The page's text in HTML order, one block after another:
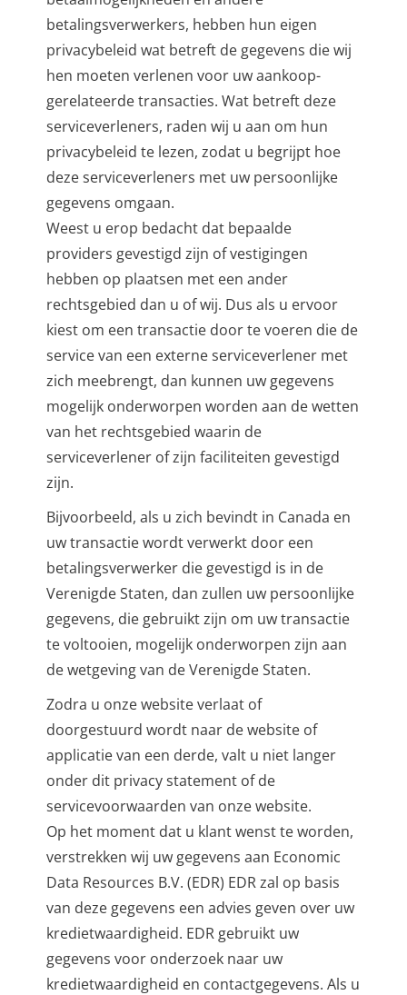
betalingsverwerkers, hebben hun eigen
privacybeleid wat betreft de gegevens die wij
hen moeten verlenen voor uw aankoop-
gerelateerde transacties. Wat betreft deze
serviceverleners, raden wij u aan om hun
privacybeleid te lezen, zodat u begrijpt hoe
deze serviceverleners met uw persoonlijke
gegevens omgaan.
Weest u erop bedacht dat bepaalde
providers gevestigd zijn of vestigingen
hebben op plaatsen met een ander
rechtsgebied dan u of wij. Dus als u ervoor
kiest om een transactie door te voeren die de
service van een externe serviceverlener met
zich meebrengt, dan kunnen uw gegevens
mogelijk onderworpen worden aan de wetten
van het rechtsgebied waarin de
serviceverlener of zijn faciliteiten gevestigd
zijn.
Bijvoorbeeld, als u zich bevindt in Canada en
uw transactie wordt verwerkt door een
betalingsverwerker die gevestigd is in de
Verenigde Staten, dan zullen uw persoonlijke
gegevens, die gebruikt zijn om uw transactie
te voltooien, mogelijk onderworpen zijn aan
de wetgeving van de Verenigde Staten.
Zodra u onze website verlaat of
doorgestuurd wordt naar de website of
applicatie van een derde, valt u niet langer
onder dit privacy statement of de
servicevoorwaarden van onze website.
Op het moment dat u klant wenst te worden,
verstrekken wij uw gegevens aan Economic
Data Resources B.V. (EDR) EDR zal op basis
van deze gegevens een advies geven over uw
kredietwaardigheid. EDR gebruikt uw
gegevens voor onderzoek naar uw
kredietwaardigheid en contactgegevens. Als u